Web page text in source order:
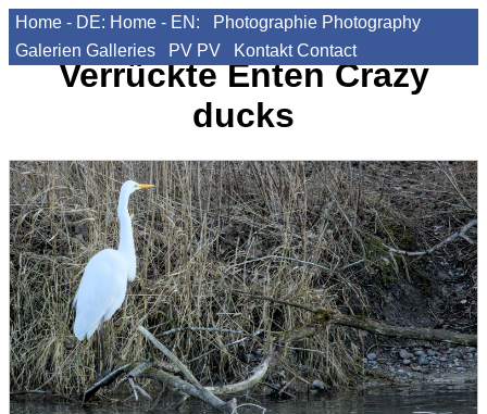
Home - DE: Home - EN: Photographie Photography
Galerien Galleries PV PV Kontakt Contact
Verrückte EntenCrazy
ducks